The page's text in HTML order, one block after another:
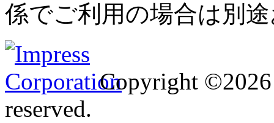
係でご利用の場合は別
Copyright
reserved.